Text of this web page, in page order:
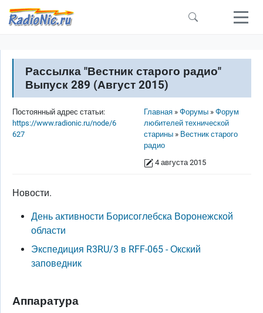
Перейти к основному содержанию
Рассылка "Вестник старого радио"
Выпуск 289 (Август 2015)
Строка навигации
Главная Форумы
Форум
любителей технической
старины
Вестник старого
радио
4 августа 2015
Постоянный адрес статьи:
https://www.radionic.ru/node/6
627
Новости.
День активности Борисоглебска Воронежской
области
Экспедиция R3RU/3 в RFF-065 - Окский
заповедник
Аппаратура